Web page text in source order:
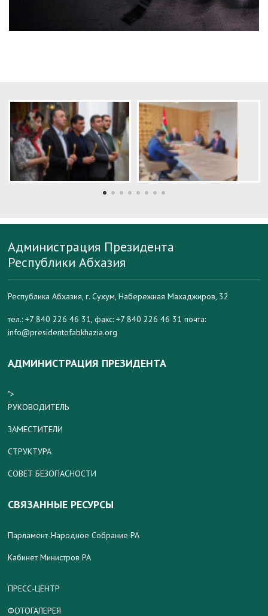
Администрация Президента
Республики Абхазия
Республика Абхазия, г. Сухум, Набережная Махаджиров, 32
тел.: +7 840 226 46 31, факс: +7 840 226 46 31 почта:
info@presidentofabkhazia.org
АДМИНИСТРАЦИЯ ПРЕЗИДЕНТА
">
РУКОВОДИТЕЛЬ
ЗАМЕСТИТЕЛИ
СТРУКТУРА
СОВЕТ БЕЗОПАСНОСТИ
СВЯЗАННЫЕ РЕСУРСЫ
Парламент-Народное Собрание РА
Кабинет Министров РА
ПРЕСС-ЦЕНТР
ФОТОГАЛЕРЕЯ